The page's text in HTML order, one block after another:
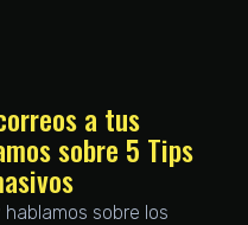
a tus
sobre 5 Tips
sobre los